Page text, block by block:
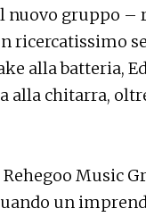
nuovo gruppo –
ricercatissimo
alla batteria,
alla chitarra,
Music
un